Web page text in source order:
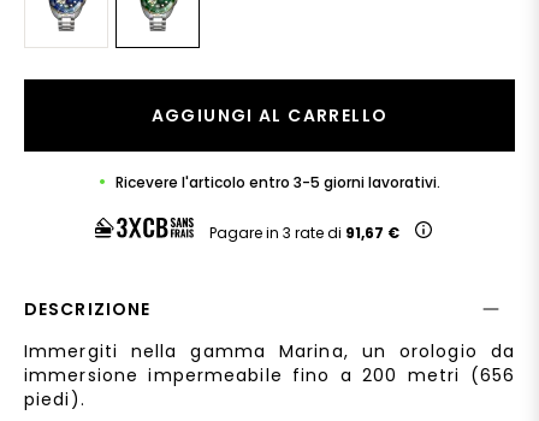
AGGIUNGI AL CARRELLO
Ricevere l'articolo entro 3-5 giorni lavorativi.
Pagare in 3 rate di 91,67 €
DESCRIZIONE
Immergiti nella gamma Marina, un orologio da
immersione impermeabile fino a 200 metri (656
piedi).